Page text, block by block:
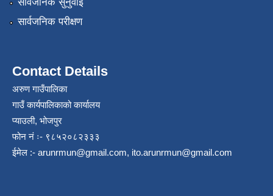
सार्वजनिक सुनुवाई
सार्वजनिक परीक्षण
Contact Details
अरुण गाउँपालिका
गाउँ कार्यपालिकाको कार्यालय
प्याउली, भोजपुर
फोन नं ः- ९८५२०८२३३३
ईमेल :- arunrmun@gmail.com, ito.arunrmun@gmail.com